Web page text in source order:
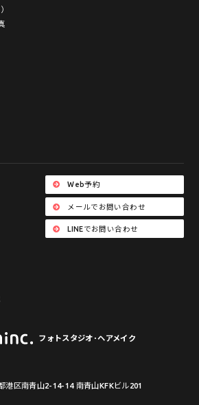
Web予約
メールでお問い合わせ
LINEでお問い合わせ
フォトスタジオ･ヘアメイク
港区南青山2-14-14 南青山KFKビル201